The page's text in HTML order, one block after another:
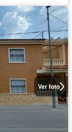
Ver foto